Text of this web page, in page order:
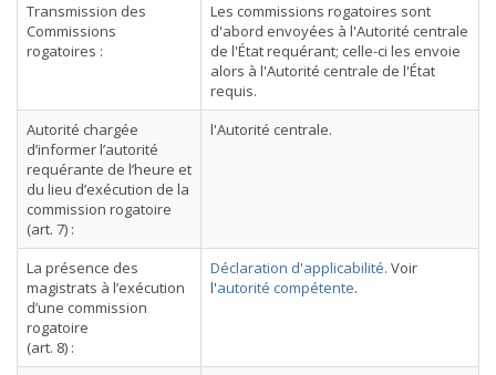
Transmission des
Commissions
rogatoires :
Les commissions rogatoires sont
d'abord envoyées à l'Autorité centrale
de l'État requérant; celle-ci les envoie
alors à l'Autorité centrale de l'État
requis.
Autorité chargée
d’informer l’autorité
requérante de l’heure et
du lieu d’exécution de la
commission rogatoire
(art. 7) :
l'Autorité centrale.
La présence des
magistrats à l’exécution
d’une commission
rogatoire
(art. 8) :
Déclaration d'applicabilité. Voir
l'autorité compétente.